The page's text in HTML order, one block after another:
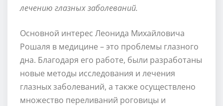
лечению глазных заболеваний.
Основной интерес Леонида Михайловича
Рошаля в медицине – это проблемы глазного
дна. Благодаря его работе, были разработаны
новые методы исследования и лечения
глазных заболеваний, а также осуществлено
множество переливаний роговицы и